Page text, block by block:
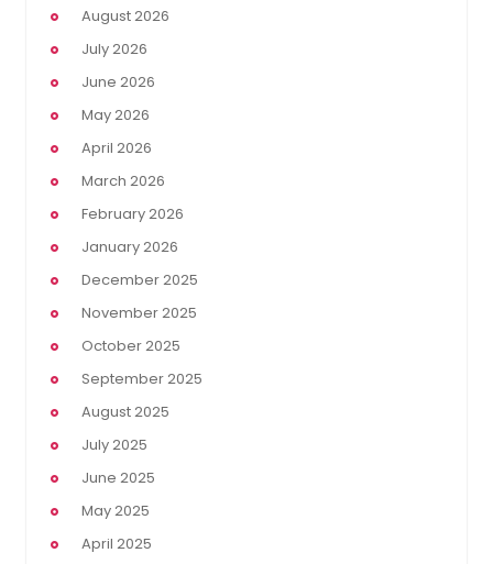
August 2026
July 2026
June 2026
May 2026
April 2026
March 2026
February 2026
January 2026
December 2025
November 2025
October 2025
September 2025
August 2025
July 2025
June 2025
May 2025
April 2025